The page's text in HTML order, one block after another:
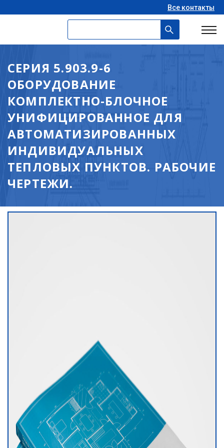
Все контакты
СЕРИЯ 5.903.9-6
ОБОРУДОВАНИЕ
КОМПЛЕКТНО-БЛОЧНОЕ
УНИФИЦИРОВАННОЕ ДЛЯ
АВТОМАТИЗИРОВАННЫХ
ИНДИВИДУАЛЬНЫХ
ТЕПЛОВЫХ ПУНКТОВ. РАБОЧИЕ
ЧЕРТЕЖИ.